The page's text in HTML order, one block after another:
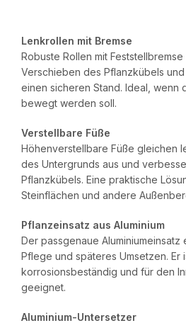
Lenkrollen mit Bremse
Robuste Rollen mit
Verschieben des Pflanzkübels
einen sicheren Stand. Ideal, wenn
bewegt werden soll.
Verstellbare Füße
Höhenverstellbare Füße gleichen
des Untergrunds aus und
Pflanzkübels. Eine praktische
Steinflächen und andere
Pflanzeinsatz aus Aluminium
Der passgenaue
Pflege und späteres Umsetzen. Er
korrosionsbeständig und für den
geeignet.
Aluminium-Untersetzer